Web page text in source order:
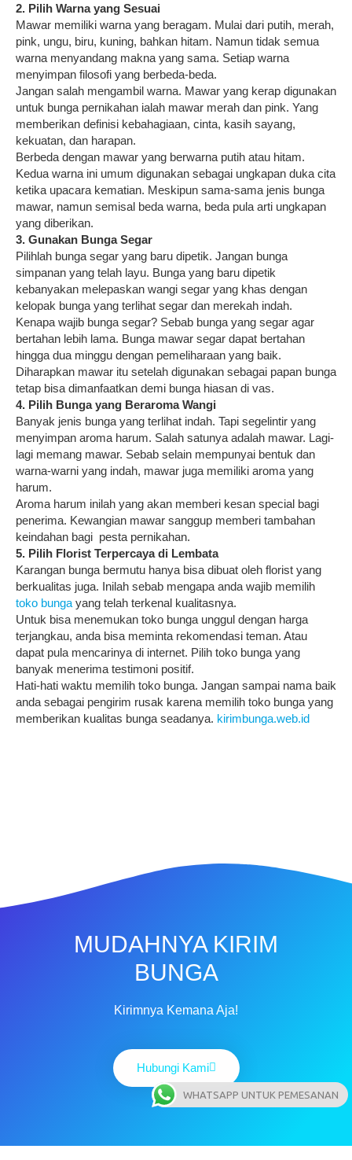
2. Pilih Warna yang Sesuai
Mawar memiliki warna yang beragam. Mulai dari putih, merah,
pink, ungu, biru, kuning, bahkan hitam. Namun tidak semua
warna menyandang makna yang sama. Setiap warna
menyimpan filosofi yang berbeda-beda.
Jangan salah mengambil warna. Mawar yang kerap digunakan
untuk bunga pernikahan ialah mawar merah dan pink. Yang
memberikan definisi kebahagiaan, cinta, kasih sayang,
kekuatan, dan harapan.
Berbeda dengan mawar yang berwarna putih atau hitam.
Kedua warna ini umum digunakan sebagai ungkapan duka cita
ketika upacara kematian. Meskipun sama-sama jenis bunga
mawar, namun semisal beda warna, beda pula arti ungkapan
yang diberikan.
3. Gunakan Bunga Segar
Pilihlah bunga segar yang baru dipetik. Jangan bunga
simpanan yang telah layu. Bunga yang baru dipetik
kebanyakan melepaskan wangi segar yang khas dengan
kelopak bunga yang terlihat segar dan merekah indah.
Kenapa wajib bunga segar? Sebab bunga yang segar agar
bertahan lebih lama. Bunga mawar segar dapat bertahan
hingga dua minggu dengan pemeliharaan yang baik.
Diharapkan mawar itu setelah digunakan sebagai papan bunga
tetap bisa dimanfaatkan demi bunga hiasan di vas.
4. Pilih Bunga yang Beraroma Wangi
Banyak jenis bunga yang terlihat indah. Tapi segelintir yang
menyimpan aroma harum. Salah satunya adalah mawar. Lagi-
lagi memang mawar. Sebab selain mempunyai bentuk dan
warna-warni yang indah, mawar juga memiliki aroma yang
harum.
Aroma harum inilah yang akan memberi kesan special bagi
penerima. Kewangian mawar sanggup memberi tambahan
keindahan bagi pesta pernikahan.
5. Pilih Florist Terpercaya di Lembata
Karangan bunga bermutu hanya bisa dibuat oleh florist yang
berkualitas juga. Inilah sebab mengapa anda wajib memilih
toko bungayang telah terkenal kualitasnya.
Untuk bisa menemukan toko bunga unggul dengan harga
terjangkau, anda bisa meminta rekomendasi teman. Atau
dapat pula mencarinya di internet. Pilih toko bunga yang
banyak menerima testimoni positif.
Hati-hati waktu memilih toko bunga. Jangan sampai nama baik
anda sebagai pengirim rusak karena memilih toko bunga yang
memberikan kualitas bunga seadanya. kirimbunga.web.id
MUDAHNYA KIRIM
BUNGA
Kirimnya Kemana Aja!
Hubungi Kami
WHATSAPP UNTUK PEMESANAN